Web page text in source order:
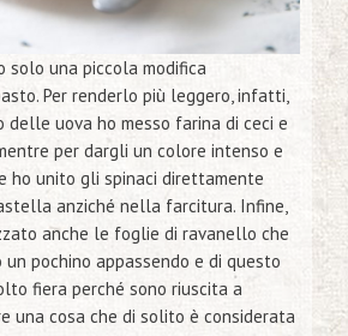
solo una piccola modifica
Per renderlo più leggero, infatti,
delle uova ho messo farina di ceci e
per dargli un colore intenso e
ho unito gli spinaci direttamente
anziché nella farcitura. Infine,
anche le foglie di ravanello che
un pochino appassendo e di questo
fiera perché sono riuscita a
una cosa che di solito è considerata